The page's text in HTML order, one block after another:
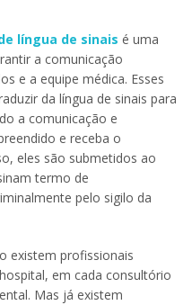
língua de sinais é uma
a comunicação
e a equipe médica. Esses
da língua de sinais para
a comunicação e
e receba o
eles são submetidos ao
termo de
pelo sigilo da
existem profissionais
em cada consultório
Mas já existem